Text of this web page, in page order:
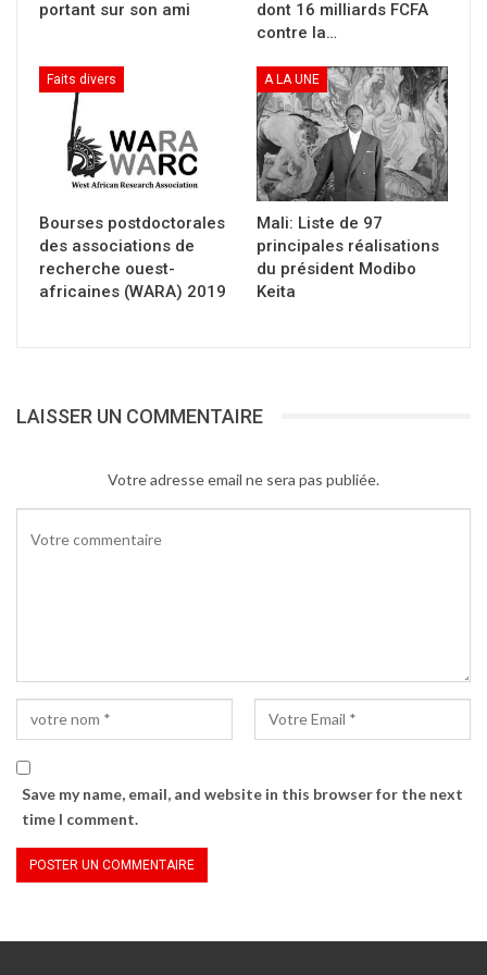
portant sur son ami
dont 16 milliards FCFA
contre la…
Faits divers
Bourses postdoctorales
des associations de
recherche ouest-
africaines (WARA) 2019
A LA UNE
Mali: Liste de 97
principales réalisations
du président Modibo
Keita
LAISSER UN COMMENTAIRE
Votre adresse email ne sera pas publiée.
Save my name, email, and website in this browser for the next
time I comment.